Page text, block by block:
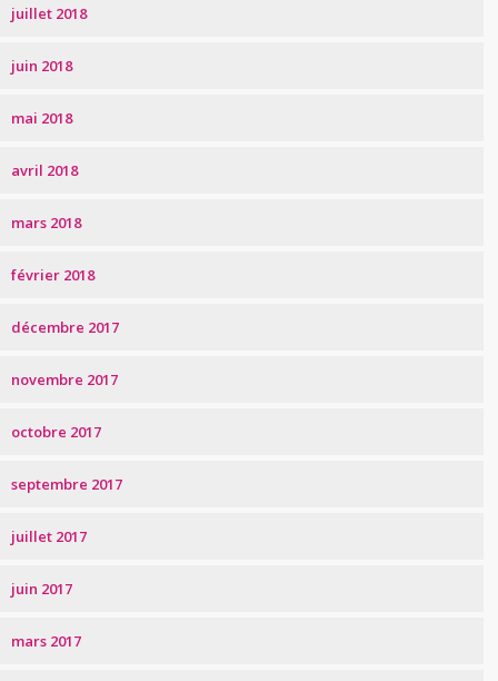
juillet 2018
juin 2018
mai 2018
avril 2018
mars 2018
février 2018
décembre 2017
novembre 2017
octobre 2017
septembre 2017
juillet 2017
juin 2017
mars 2017